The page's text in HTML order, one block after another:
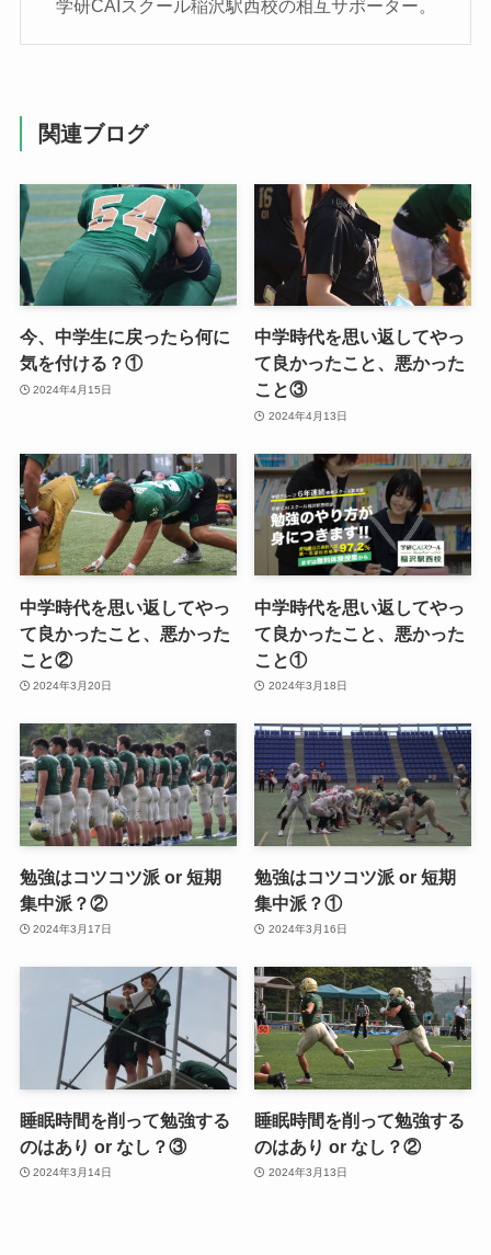
学研CAIスクール稲沢駅西校の相互サポーター。
関連ブログ
今、中学生に戻ったら何に
気を付ける？①
2024年4月15日
中学時代を思い返してやっ
て良かったこと、悪かった
こと③
2024年4月13日
中学時代を思い返してやっ
て良かったこと、悪かった
こと②
2024年3月20日
中学時代を思い返してやっ
て良かったこと、悪かった
こと①
2024年3月18日
勉強はコツコツ派 or 短期
集中派？②
2024年3月17日
勉強はコツコツ派 or 短期
集中派？①
2024年3月16日
睡眠時間を削って勉強する
のはあり or なし？③
2024年3月14日
睡眠時間を削って勉強する
のはあり or なし？②
2024年3月13日